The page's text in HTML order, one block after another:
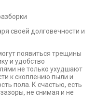
своей долговечности и
появиться трещины
и удобство
не только ухудшают
к скоплению пыли и
пола. К счастью, есть
не снимая и не